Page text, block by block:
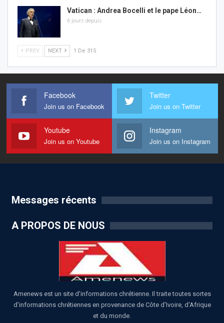
Vatican : Andrea Bocelli et le pape Léon…
6 jours depuis
PREV NEXT 1 De 315
Facebook
Join us on Facebook
Twitter
Join us on Twitter
Youtube
Join us on Youtube
Instagram
Join us on Instagram
Messages récents
A PROPOS DE NOUS
Amenews est un site d'informations chrétienne. Il traite toutes sortes
d'informations chrétiennes en provenance de Côte d'Ivoire, d'Afrique
et du monde.